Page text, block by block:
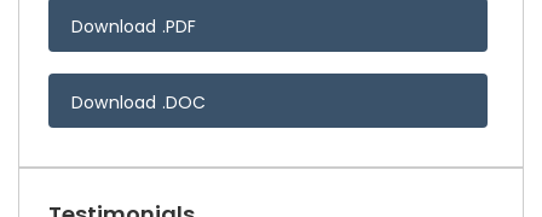
Download .PDF
Download .DOC